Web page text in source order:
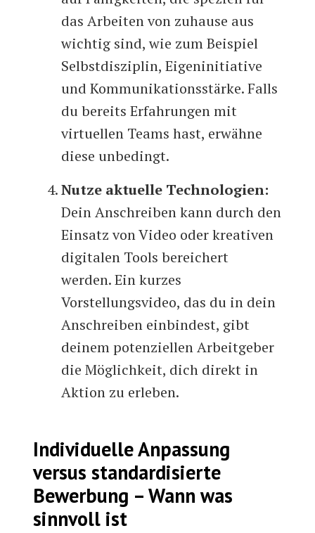
das Arbeiten von zuhause aus
wichtig sind, wie zum Beispiel
Selbstdisziplin, Eigeninitiative
und Kommunikationsstärke. Falls
du bereits Erfahrungen mit
virtuellen Teams hast, erwähne
diese unbedingt.
Nutze aktuelle Technologien:
Dein Anschreiben kann durch den
Einsatz von Video oder kreativen
digitalen Tools bereichert
werden. Ein kurzes
Vorstellungsvideo, das du in dein
Anschreiben einbindest, gibt
deinem potenziellen Arbeitgeber
die Möglichkeit, dich direkt in
Aktion zu erleben.
Individuelle Anpassung
versus standardisierte
Bewerbung – Wann was
sinnvoll ist